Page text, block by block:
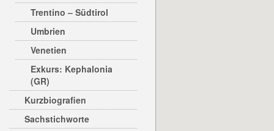
Trentino – Südtirol
Umbrien
Venetien
Exkurs: Kephalonia
(GR)
Kurzbiografien
Sachstichworte